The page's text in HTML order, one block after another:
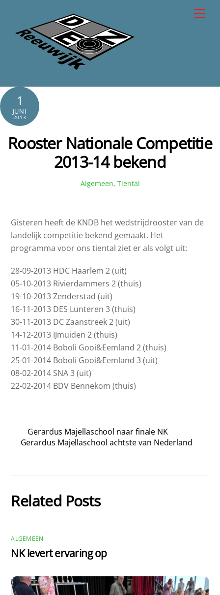
content
1
JUNI
2013
Rooster Nationale Competitie
2013-14 bekend
Algemeen, Tiental
Gisteren heeft de KNDB het wedstrijdrooster van de
landelijk competitie bekend gemaakt. Het
programma voor ons tiental ziet er als volgt uit:
28-09-2013 HDC Haarlem 2 (uit)
05-10-2013 Rivierdammers 2 (thuis)
19-10-2013 Zenderstad (uit)
16-11-2013 DES Lunteren 3 (thuis)
30-11-2013 DC Zaanstreek 2 (uit)
14-12-2013 IJmuiden 2 (thuis)
11-01-2014 Boboli Gooi&Eemland 2 (thuis)
25-01-2014 Boboli Gooi&Eemland 3 (uit)
08-02-2014 SNA 3 (uit)
22-02-2014 BDV Bennekom (thuis)
Gerardus Majellaschool naar finale NK
Gerardus Majellaschool achtste van Nederland
Related Posts
ALGEMEEN
NK levert ervaring op